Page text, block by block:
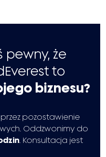
pewny, że
to
biznesu?
pozostawienie
Oddzwonimy do
. Konsultacja jest